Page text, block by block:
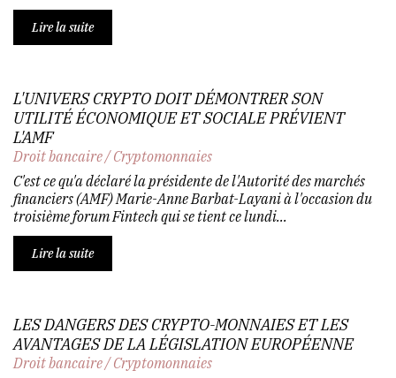
Lire la suite
L'UNIVERS CRYPTO DOIT DÉMONTRER SON
UTILITÉ ÉCONOMIQUE ET SOCIALE PRÉVIENT
L'AMF
Droit bancaire/Cryptomonnaies
C'est ce qu'a déclaré la présidente de l'Autorité des marchés
financiers (AMF) Marie-Anne Barbat-Layani à l'occasion du
troisième forum Fintech qui se tient ce lundi...
Lire la suite
LES DANGERS DES CRYPTO-MONNAIES ET LES
AVANTAGES DE LA LÉGISLATION EUROPÉENNE
Droit bancaire/Cryptomonnaies